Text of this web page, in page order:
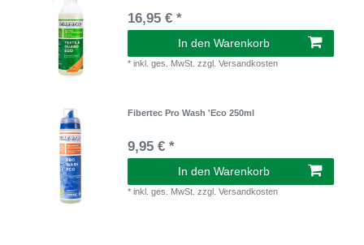
16,95 € *
In den Warenkorb
*inkl. ges. MwSt. zzgl.Versandkosten
Fibertec Pro Wash 'Eco 250ml
9,95 € *
In den Warenkorb
*inkl. ges. MwSt. zzgl.Versandkosten